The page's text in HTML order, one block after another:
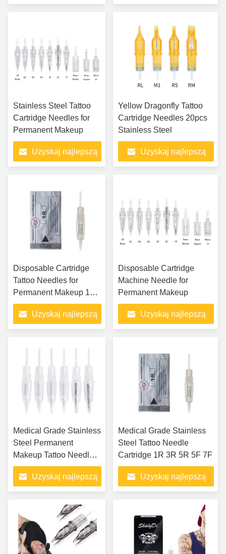
Stainless Steel Tattoo
Cartridge Needles for
Permanent Makeup
Uzyskaj najlepszą
Yellow Dragonfly Tattoo
Cartridge Needles 20pcs
Stainless Steel
Uzyskaj najlepszą
Disposable Cartridge
Tattoo Needles for
Permanent Makeup 1R
3R 5R 5F 7F
Uzyskaj najlepszą
Disposable Cartridge
Machine Needle for
Permanent Makeup
Uzyskaj najlepszą
Medical Grade Stainless
Steel Permanent
Makeup Tattoo Needles
1R 3R 5R 5F 7F
Uzyskaj najlepszą
Medical Grade Stainless
Steel Tattoo Needle
Cartridge 1R 3R 5R 5F 7F
Uzyskaj najlepszą